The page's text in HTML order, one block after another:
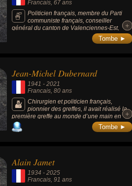
Francais, 67 ans
Politicien français, membre du Parti
communiste français, conseiller
général du canton de Valenciennes-Est,
député du Nord, conseiller régional et maire
+
+
Tombe ►
Jean-Michel Dubernard
1941 -2021
Francais, 80 ans
Chirurgien et politicien français,
pionnier des greffes, il avait réalisé la
première greffe au monde d’une main en
1998. Il fut député UMP du Rhône de 2002 à
2007.
+
+
Tombe ►
Alain Jamet
1934 -2025
Francais , 91 ans